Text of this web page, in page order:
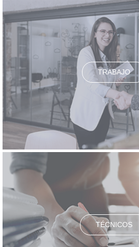
TRABAJO
TÉCNICOS